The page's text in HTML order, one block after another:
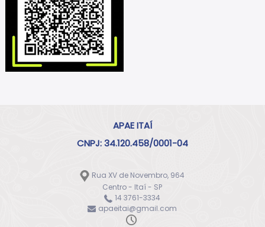
APAE ITAÍ
CNPJ: 34.120.458/0001-04
Rua XV de Novembro, 964
Centro - Itaí - SP
14 3761-3334
apaeitai@gmail.com